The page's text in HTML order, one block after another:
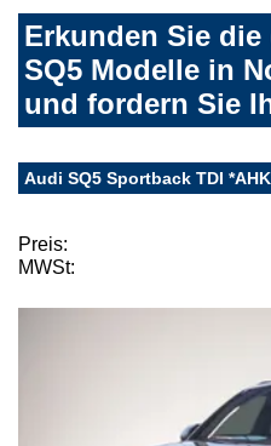
Erkunden Sie
SQ5 Modelle in
und fordern Sie
Audi SQ5 Sportback TDI
Preis:
MWSt: